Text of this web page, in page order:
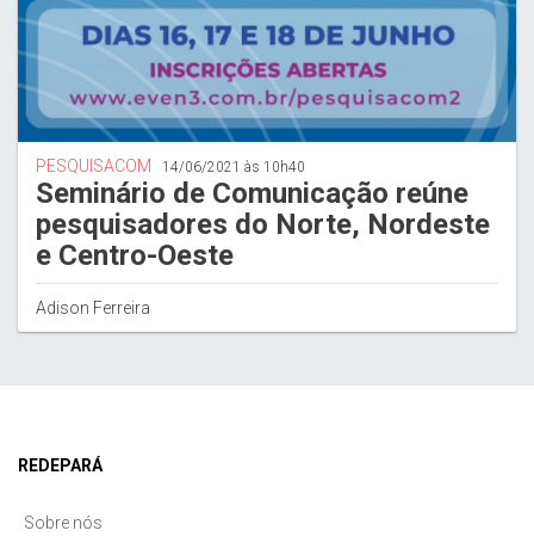
PESQUISACOM 14/06/2021 às 10h40
Seminário de Comunicação reúne
pesquisadores do Norte, Nordeste
e Centro-Oeste
Adison Ferreira
REDEPARÁ
Sobre nós